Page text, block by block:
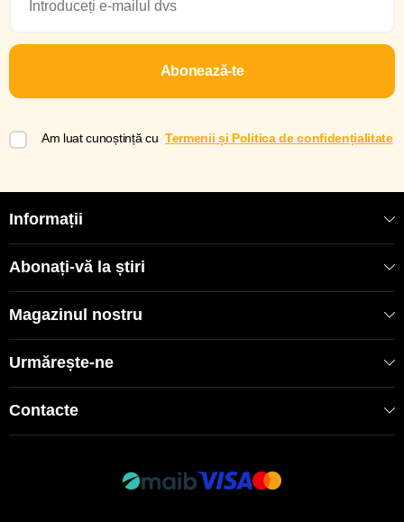
Abonează-te
Am luat cunoștință cu Termenii și Politica de confidențialitate
Informații
Abonați-vă la știri
Magazinul nostru
Urmărește-ne
Contacte